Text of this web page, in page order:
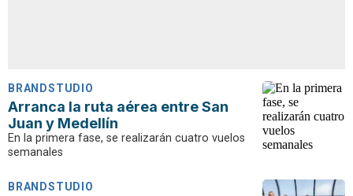
BRANDSTUDIO
Arranca la ruta aérea entre San
Juan y Medellín
En la primera fase, se realizarán cuatro vuelos
semanales
BRANDSTUDIO